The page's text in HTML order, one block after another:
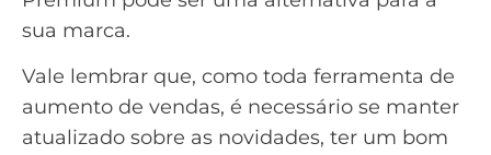
sua marca.
Vale lembrar que, como toda ferramenta de
aumento de vendas, é necessário se manter
atualizado sobre as novidades, ter um bom